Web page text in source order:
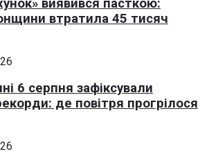
виявився пасткою:
втратила 45 тисяч
6 серпня зафіксували
де повітря прогрілося